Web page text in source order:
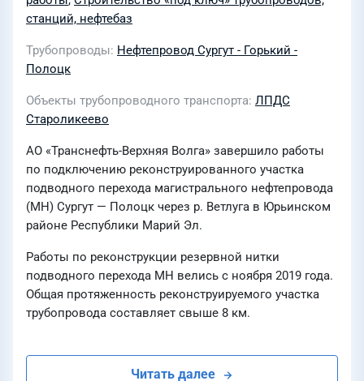
станций, нефтебаз
Трубопроводы Нефтепровод Сургут - Горький -
Полоцк
Объекты трубопроводного транспорта ЛПДС
Староликеево
АО «Транснефть-Верхняя Волга» завершило работы
по подключению реконструированного участка
подводного перехода магистрального нефтепровода
(МН) Сургут — Полоцк через р. Ветлуга в Юрьинском
районе Республики Марий Эл.
Работы по реконструкции резервной нитки
подводного перехода МН велись с ноября 2019 года.
Общая протяженность реконструируемого участка
трубопровода составляет свыше 8 км.
Читать далее